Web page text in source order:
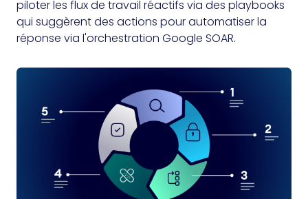
piloter les flux de travail réactifs via des playbooks
qui suggèrent des actions pour automatiser la
réponse via l'orchestration Google SOAR.